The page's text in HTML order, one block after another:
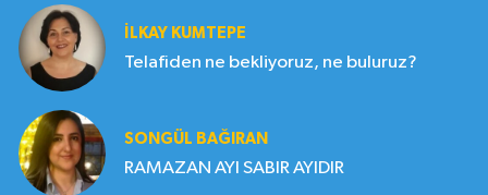
İLKAY KUMTEPE
Telafiden ne bekliyoruz, ne buluruz?
SONGÜL BAĞIRAN
RAMAZAN AYI SABIR AYIDIR